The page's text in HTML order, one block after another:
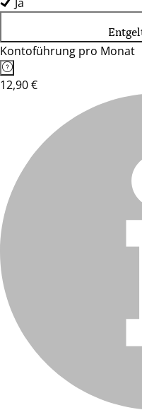
Kontoführung pro Monat
12,90 €